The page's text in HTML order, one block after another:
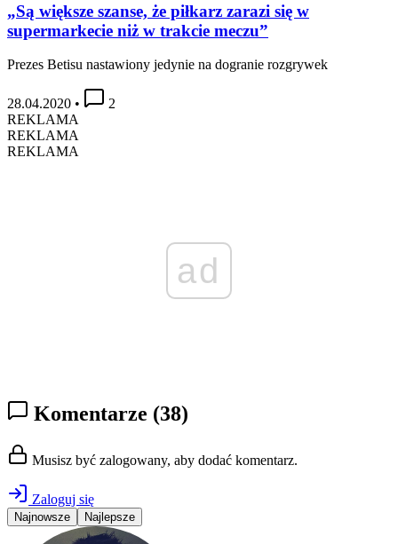
„Są większe szanse, że piłkarz zarazi się w
supermarkecie niż w trakcie meczu”
Prezes Betisu nastawiony jedynie na dogranie rozgrywek
28.04.2020 •
2
REKLAMA
REKLAMA
REKLAMA
ad
Komentarze (38)
Musisz być zalogowany, aby dodać komentarz.
Zaloguj się
Najnowsze Najlepsze